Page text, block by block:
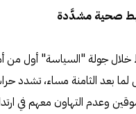
صحية مشدَّدة
جولة "السياسة" أول من
لما بعد الثامنة مساء،
وعدم التهاون معهم في